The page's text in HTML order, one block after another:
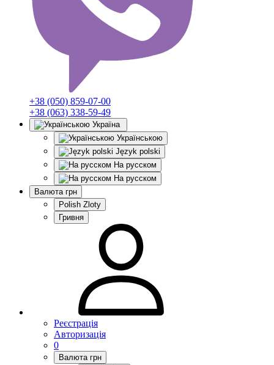
+38 (050) 859-07-00
+38 (063) 338-59-49
Україна
Українською
Język polski
На русском
На русском
Валюта грн
Polish Zloty
Гривня
Реєстрація
Авторизація
0
Валюта грн